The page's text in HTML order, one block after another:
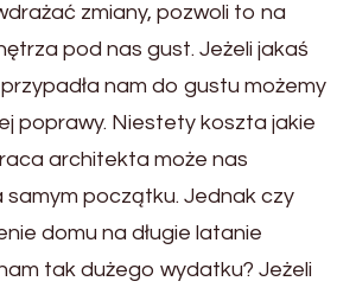
zmiany, pozwoli to na
pod nas gust. Jeżeli jakaś
nam do gustu możemy
poprawy. Niestety koszta jakie
architekta może nas
samym początku. Jednak czy
domu na długie latanie
tak dużego wydatku? Jeżeli